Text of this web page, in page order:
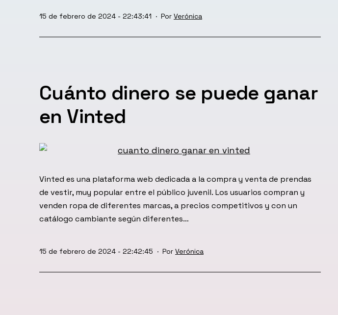
Publicada
15 de febrero de 2024 - 22:43:41 Por Verónica
Cuánto dinero se puede ganar
en Vinted
Vinted es una plataforma web dedicada a la compra y venta de prendas
de vestir, muy popular entre el público juvenil. Los usuarios compran y
venden ropa de diferentes marcas, a precios competitivos y con un
catálogo cambiante según diferentes…
Publicada
15 de febrero de 2024 - 22:42:45 Por Verónica